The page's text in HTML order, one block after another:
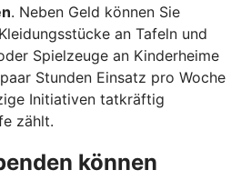
. Neben Geld können Sie
an Tafeln und
Spielzeuge an Kinderheime
Stunden Einsatz pro Woche
Initiativen tatkräftig
zählt.
können